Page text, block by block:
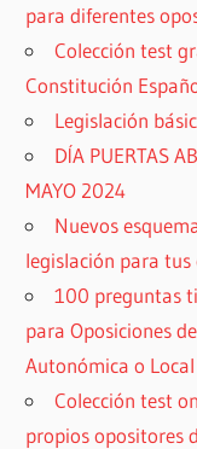
para diferentes
Colección test
Constitución
Legislación
DÍA PUERTAS
MAYO 2024
Nuevos
legislación para tus
100 preguntas
para Oposiciones
Autonómica o Local
Colección test
propios opositores